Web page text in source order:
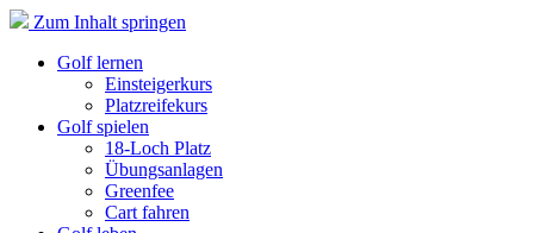
Zum Inhalt springen
Golf lernen
Einsteigerkurs
Platzreifekurs
Golf spielen
18-Loch Platz
Übungsanlagen
Greenfee
Cart fahren